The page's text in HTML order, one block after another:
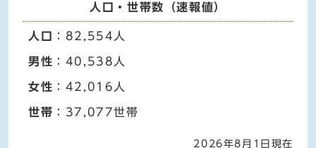
人口・世帯数（速報値）
人口 ：82,554人
男性 ：40,538人
女性 ：42,016人
世帯 ：37,077世帯
2026年8月1日現在